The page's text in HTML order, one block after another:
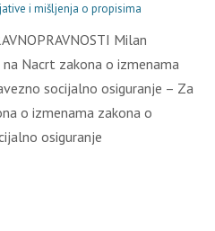
i mišljenja o propisima
Milan
Nacrt zakona o izmenama
socijalno osiguranje – Za
o izmenama zakona o
osiguranje